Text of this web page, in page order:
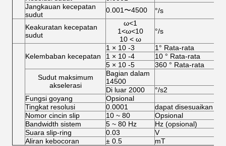
Jangkauan kecepatan
sudut
0.001〜4500 °/s
Keakuratan kecepatan
sudut
ω<1
1<ω<10
10 < ω
°/s
Kelembaban kecepatan
1 × 10 -3
1° Rata-rata
1 × 10 -4
10 ° Rata-rata
5 × 10 -5
360 ° Rata-rata
Sudut maksimum
akselerasi
Bagian dalam
14500
Di luar 2000
°/s2
Fungsi goyang
Opsional
Tingkat resolusi
0.0001
dapat disesuaikan
Nomor cincin slip
10 ~ 80
Opsional
Bandwidth sistem
5 ~ 80 Hz
Hz (opsional)
Suara slip-ring
0.03
V
Aliran kebocoran
± 0.5 mT